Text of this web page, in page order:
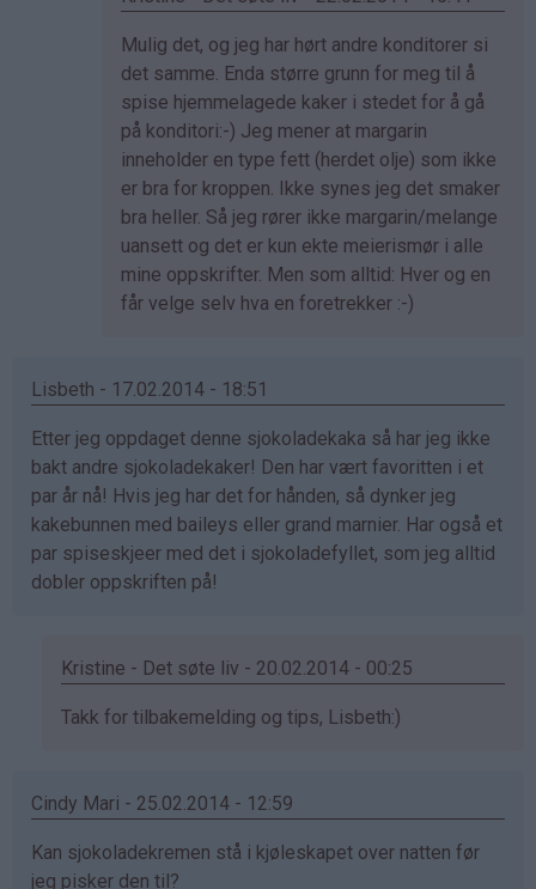
Som
svar
på
av
Anne
Therese
(ikke
bekreftet)
Mulig det, og jeg har hørt andre konditorer si
det samme. Enda større grunn for meg til å
spise hjemmelagede kaker i stedet for å gå
på konditori:-) Jeg mener at margarin
inneholder en type fett (herdet olje) som ikke
er bra for kroppen. Ikke synes jeg det smaker
bra heller. Så jeg rører ikke margarin/melange
uansett og det er kun ekte meierismør i alle
mine oppskrifter. Men som alltid: Hver og en
får velge selv hva en foretrekker :-)
Lisbeth - 17.02.2014 - 18:51
Etter jeg oppdaget denne sjokoladekaka så har jeg ikke
bakt andre sjokoladekaker! Den har vært favoritten i et
par år nå! Hvis jeg har det for hånden, så dynker jeg
kakebunnen med baileys eller grand marnier. Har også et
par spiseskjeer med det i sjokoladefyllet, som jeg alltid
dobler oppskriften på!
Kristine - Det søte liv - 20.02.2014 - 00:25
Som
av
(ikke
Takk for tilbakemelding og tips, Lisbeth:)
Cindy Mari - 25.02.2014 - 12:59
Kan sjokoladekremen stå i kjøleskapet over natten før
jeg pisker den til?